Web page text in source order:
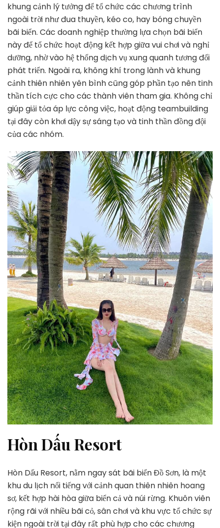
khung cảnh lý tưởng để tổ chức các chương trình
ngoài trời như đua thuyền, kéo co, hay bóng chuyền
bãi biển. Các doanh nghiệp thường lựa chọn bãi biển
này để tổ chức hoạt động kết hợp giữa vui chơi và nghỉ
dưỡng, nhờ vào hệ thống dịch vụ xung quanh tương đối
phát triển. Ngoài ra, không khí trong lành và khung
cảnh thiên nhiên yên bình cũng góp phần tạo nên tinh
thần tích cực cho các thành viên tham gia. Không chỉ
giúp giải tỏa áp lực công việc, hoạt động teambuilding
tại đây còn khơi dậy sự sáng tạo và tinh thần đồng đội
của các nhóm.
Hòn Dấu Resort
Hòn Dấu Resort, nằm ngay sát bãi biển Đồ Sơn, là một
khu du lịch nổi tiếng với cảnh quan thiên nhiên hoang
sơ, kết hợp hài hòa giữa biển cả và núi rừng. Khuôn viên
rộng rãi với nhiều bãi cỏ, sân chơi và khu vực tổ chức sự
kiện ngoài trời tại đây rất phù hợp cho các chương